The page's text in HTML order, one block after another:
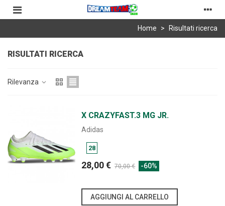
Home > Risultati ricerca
RISULTATI RICERCA
Rilevanza
X CRAZYFAST.3 MG JR.
Adidas
28
28,00 € 70,00 € -60%
AGGIUNGI AL CARRELLO